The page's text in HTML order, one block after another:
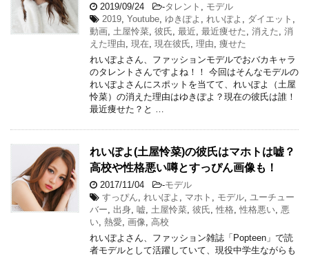
2019/09/24 -タレント
モデル
2019 Youtube ゆきぽよ れいぽよ ダイエット
動画 土屋怜菜 彼氏 最近 最近痩せた 消えた 消
えた理由 現在 現在彼氏 理由 痩せた
れいぽよさん、ファッションモデルでおバカキャラ
のタレントさんですよね！！ 今回はそんなモデルの
れいぽよさんにスポットを当てて、れいぽよ（土屋
怜菜）の消えた理由はゆきぽよ？現在の彼氏は誰！
最近痩せた？と …
れいぽよ(土屋怜菜)の彼氏はマホトは嘘？
高校や性格悪い噂とすっぴん画像も！
2017/11/04 -モデル
すっぴん
れいぽよ マホト モデル
ユーチュー
バー
出身 嘘 土屋怜菜 彼氏 性格 性格悪い 悪
い 熱愛 画像 高校
れいぽよさん、ファッション雑誌「Popteen」で読
者モデルとして活躍していて、現役中学生ながらも